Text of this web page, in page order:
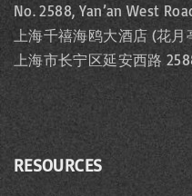
No. 2588, Yan’an West
上海千禧海鸥大酒店 (花月
上海市长宁区延安西路
RESOURCES